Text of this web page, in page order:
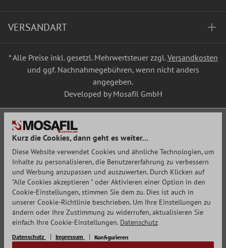
VERSANDART
* Alle Preise inkl. gesetzl. Mehrwertsteuer zzgl.Versandkosten
und ggf. Nachnahmegebühren, wenn nicht anders
angegeben.
Developed by Mosafil GmbH
Kurz die Cookies, dann geht es weiter...
Diese Website verwendet Cookies und ähnliche Technologien, um
Inhalte zu personalisieren, die Benutzererfahrung zu verbessern
und Werbung anzupassen und auszuwerten. Durch Klicken auf
"Alle Cookies akzeptieren " oder Aktivieren einer Option in den
Cookie-Einstellungen, stimmen Sie dem zu. Dies ist auch in
unserer Cookie-Richtlinie beschrieben. Um Ihre Einstellungen zu
ändern oder Ihre Zustimmung zu widerrufen, aktualisieren Sie
einfach Ihre Cookie-Einstellungen. Datenschutz
Datenschutz Impressum Konfigurieren